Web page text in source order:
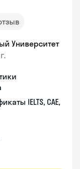
Университет
IELTS, CAE,